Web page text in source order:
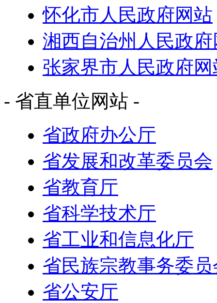
怀化市人民政府网站
湘西自治州人民政
张家界市人民政府网
- 省直单位网站 -
省政府办公厅
省发展和改革委员会
省教育厅
省科学技术厅
省工业和信息化厅
省民族宗教事务委员
省公安厅